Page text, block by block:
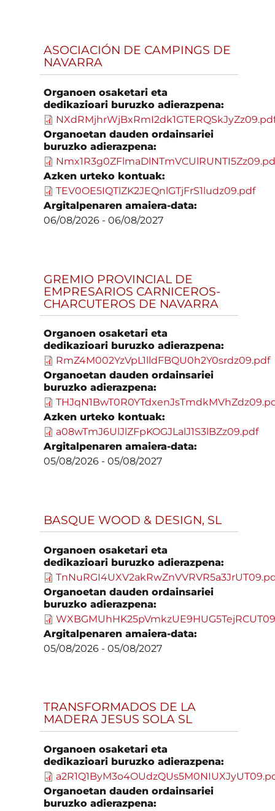
ASOCIACIÓN DE CAMPINGS DE
NAVARRA
Organoen osaketari eta
dedikazioari buruzko adierazpena:
Organoetan dauden ordainsariei
buruzko adierazpena:
Azken urteko kontuak:
TEV0OE5IQTlZK2JEQnlGTjFrS1ludz09.pdf
Argitalpenaren amaiera-data:
06/08/2026 -06/08/2027
GREMIO PROVINCIAL DE
EMPRESARIOS CARNICEROS-
CHARCUTEROS DE NAVARRA
Organoen osaketari eta
dedikazioari buruzko adierazpena:
RmZ4M002YzVpL1lldFBQU0h2Y0srdz09.pdf
Organoetan dauden ordainsariei
buruzko adierazpena:
Azken urteko kontuak:
a08wTmJ6UlJlZFpKOGJLalJ1S3lBZz09.pdf
Argitalpenaren amaiera-data:
05/08/2026 -05/08/2027
BASQUE WOOD & DESIGN, SL
Organoen osaketari eta
dedikazioari buruzko adierazpena:
Organoetan dauden ordainsariei
buruzko adierazpena:
Argitalpenaren amaiera-data:
05/08/2026 -05/08/2027
TRANSFORMADOS DE LA
MADERA JESUS SOLA SL
Organoen osaketari eta
dedikazioari buruzko adierazpena:
Organoetan dauden ordainsariei
buruzko adierazpena: